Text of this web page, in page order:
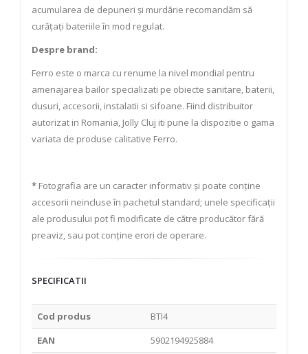
acumularea de depuneri și murdărie recomandăm să
curățați bateriile în mod regulat.
Despre brand:
Ferro este o marca cu renume la nivel mondial pentru
amenajarea bailor specializati pe obiecte sanitare, baterii,
dusuri, accesorii, instalatii si sifoane. Fiind distribuitor
autorizat in Romania, Jolly Cluj iti pune la dispozitie o gama
variata de produse calitative Ferro.
* Fotografia are un caracter informativ și poate conține
accesorii neincluse în pachetul standard; unele specificații
ale produsului pot fi modificate de către producător fără
preaviz, sau pot conține erori de operare.
SPECIFICATII
Cod produs
BTI4
EAN
5902194925884